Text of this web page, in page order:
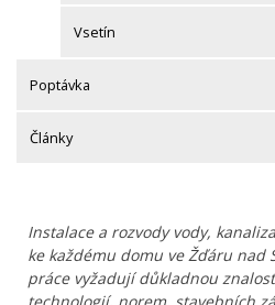
Vsetín
Poptávka
Články
Instalace a rozvody vody,
ke každému domu ve Žďáru nad
práce vyžadují důkladnou